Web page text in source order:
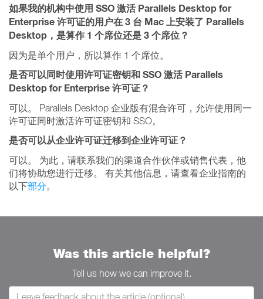
如果我的机构中使用 SSO 激活 Parallels Desktop for
Enterprise 许可证的用户在 3 台 Mac 上安装了 Parallels
Desktop，是算作 1 个席位还是 3 个席位？
因为是单个用户，所以算作 1 个席位。
是否可以同时使用许可证密钥和 SSO 激活 Parallels
Desktop for Enterprise 许可证？
可以。 Parallels Desktop 企业版有混合许可，允许使用同一
许可证同时激活许可证密钥和 SSO。
是否可以从企业许可证迁移到企业许可证？
可以。 为此，请联系我们的渠道合作伙伴或销售代表，他
们将协助您进行迁移。 有关其他信息，请查看企业指南的
以下部分。
Was this article helpful?
Tell us how we can improve it.